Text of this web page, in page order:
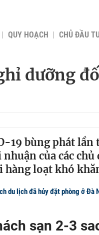
QUY HOẠCH CHỦ ĐẦU
dưỡng
19 bùng phát
của các
hàng loạt khó
du lịch đã hủy đặt phòng ở Đà
sạn 2-3